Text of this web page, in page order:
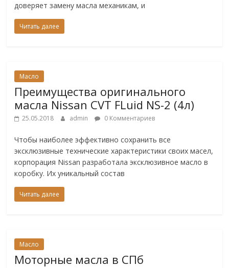
доверяет замену масла механикам, и
Читать далее
Масло
Преимущества оригинального
масла Nissan CVT FLuid NS-2 (4л)
25.05.2018 admin 0 Комментариев
Чтобы наиболее эффективно сохранить все
эксклюзивные технические характеристики своих масел,
корпорация Nissan разработала эксклюзивное масло в
коробку. Их уникальный состав
Читать далее
Масло
Моторные масла в СПб